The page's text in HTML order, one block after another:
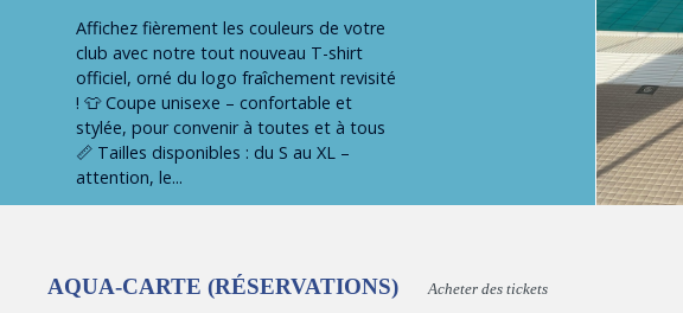
Affichez fièrement les couleurs de votre
club avec notre tout nouveau T-shirt
officiel, orné du logo fraîchement revisité
! 👕 Coupe unisexe – confortable et
stylée, pour convenir à toutes et à tous
📏 Tailles disponibles : du S au XL –
attention, le...
AQUA-CARTE (RÉSERVATIONS) Acheter des tickets